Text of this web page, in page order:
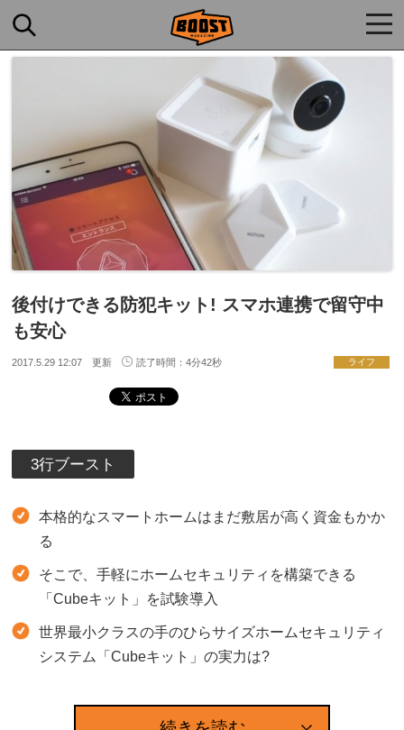
後付けできる防犯キット! スマホ連携で留守中
も安心
2017.5.29 12:07 更新 読了時間：4分42秒 ライフ
3行ブースト
本格的なスマートホームはまだ敷居が高く資金もかか
る
そこで、手軽にホームセキュリティを構築できる
「Cubeキット」を試験導入
世界最小クラスの手のひらサイズホームセキュリティ
システム「Cubeキット」の実力は?